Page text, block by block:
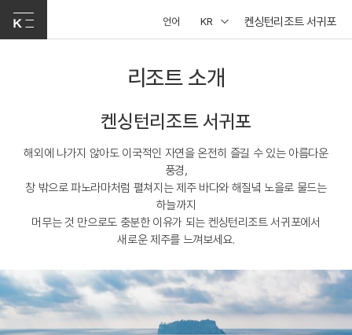
언어 KR 켄싱턴리조트 서귀포
리조트 소개
켄싱턴리조트 서귀포
해외에 나가지 않아도 이국적인 자연을 온전히 즐길 수 있는 아름다운
풍경,
창 밖으로 파노라마처럼 펼쳐지는 제주 바다와 해질녘 노을로 물드는
하늘까지
머무는 것 만으로도 충분한 이유가 되는 켄싱턴리조트 서귀포에서
새로운 제주를 느껴보세요.